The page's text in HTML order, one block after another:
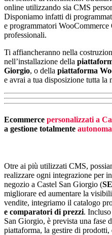
online utilizzando sia CMS
Disponiamo infatti di
e programmatori WooCommerce
professionali.
Ti affiancheranno nella
nell’installazione della
Giorgio, o della piattaforma
e avrai a tua disposizione tutta la
Ecommerce personalizzati a
a gestione totalmente autonoma
Otre ai più utilizzati CMS,
realizzare ogni integrazione per
negozio a Castel San Giorgio (
migliorare ed aumentare la
vendite, integriamo il catalogo
e comparatori di prezzi.
San Giorgio, è prevista una fase
piattaforma, la gestire di